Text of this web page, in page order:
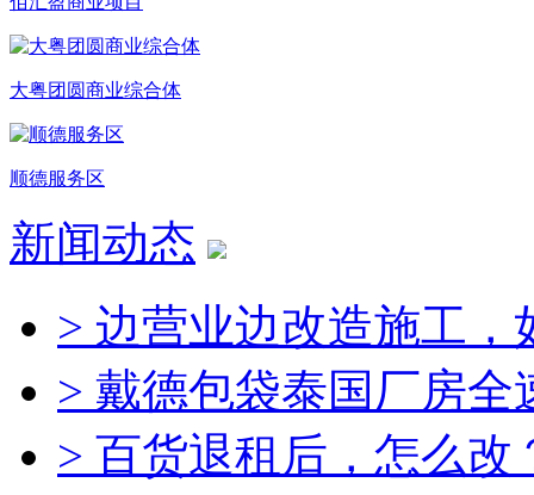
大粤团圆商业综合体
顺德服务区
新闻动态
> 边营业边改造施工，
> 戴德包袋泰国厂房全
> 百货退租后，怎么改